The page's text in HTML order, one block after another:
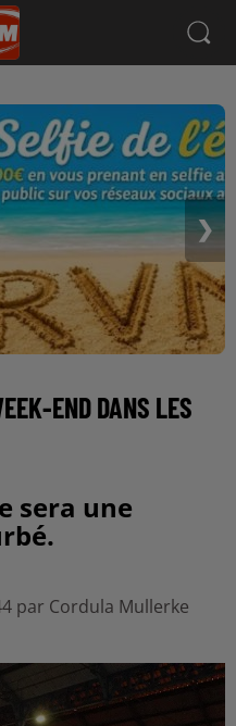
❯
END DANS LES
sera une
par Cordula Mullerke